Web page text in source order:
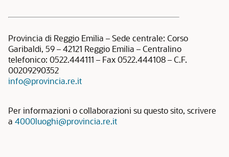
Provincia di Reggio Emilia – Sede centrale: Corso
Garibaldi, 59 – 42121 Reggio Emilia – Centralino
telefonico: 0522.444111 – Fax 0522.444108 – C.F.
00209290352
info@provincia.re.it
Per informazioni o collaborazioni su questo sito, scrivere
a 4000luoghi@provincia.re.it